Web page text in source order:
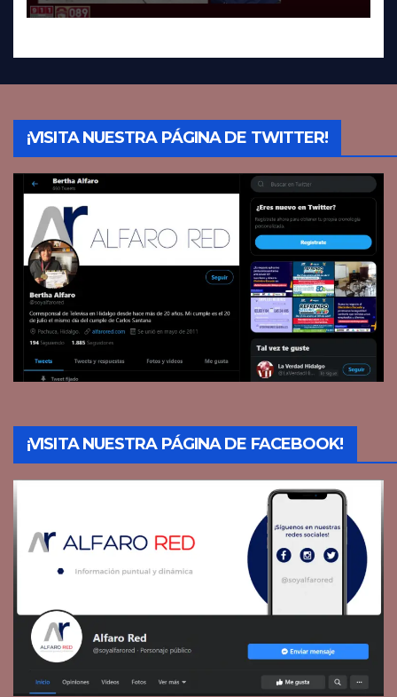
¡VISITA NUESTRA PÁGINA DE TWITTER!
¡VISITA NUESTRA PÁGINA DE FACEBOOK!